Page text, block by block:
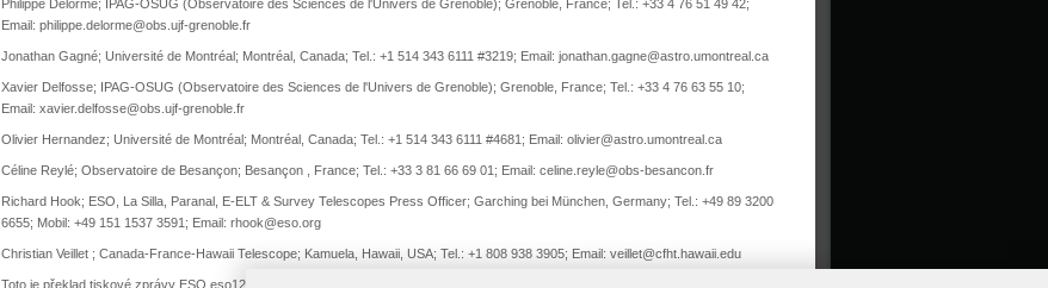
Philippe Delorme; IPAG-OSUG (Observatoire des Sciences de l'Univers de Grenoble); Grenoble, France; Tel.: +33 4 76 51 49 42;
Email: philippe.delorme@obs.ujf-grenoble.fr
Jonathan Gagné; Université de Montréal; Montréal, Canada; Tel.: +1 514 343 6111 #3219; Email: jonathan.gagne@astro.umontreal.ca
Xavier Delfosse; IPAG-OSUG (Observatoire des Sciences de l'Univers de Grenoble); Grenoble, France; Tel.: +33 4 76 63 55 10;
Email: xavier.delfosse@obs.ujf-grenoble.fr
Olivier Hernandez; Université de Montréal; Montréal, Canada; Tel.: +1 514 343 6111 #4681; Email: olivier@astro.umontreal.ca
Céline Reylé; Observatoire de Besançon; Besançon , France; Tel.: +33 3 81 66 69 01; Email: celine.reyle@obs-besancon.fr
Richard Hook; ESO, La Silla, Paranal, E-ELT & Survey Telescopes Press Officer; Garching bei München, Germany; Tel.: +49 89 3200
6655; Mobil: +49 151 1537 3591; Email: rhook@eso.org
Christian Veillet ; Canada-France-Hawaii Telescope; Kamuela, Hawaii, USA; Tel.: +1 808 938 3905; Email: veillet@cfht.hawaii.edu
Toto je překlad tiskové zprávy ESO eso1245. ESON -- ESON (ESO Science Outreach Network) je skupina spolupracovníku z